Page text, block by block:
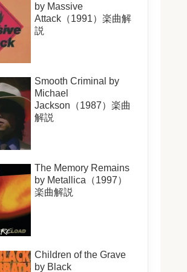
by Massive
Attack（1991）楽曲解
説
Smooth Criminal by
Michael
Jackson（1987）楽曲
解説
The Memory Remains
by Metallica（1997）
楽曲解説
Children of the Grave
by Black